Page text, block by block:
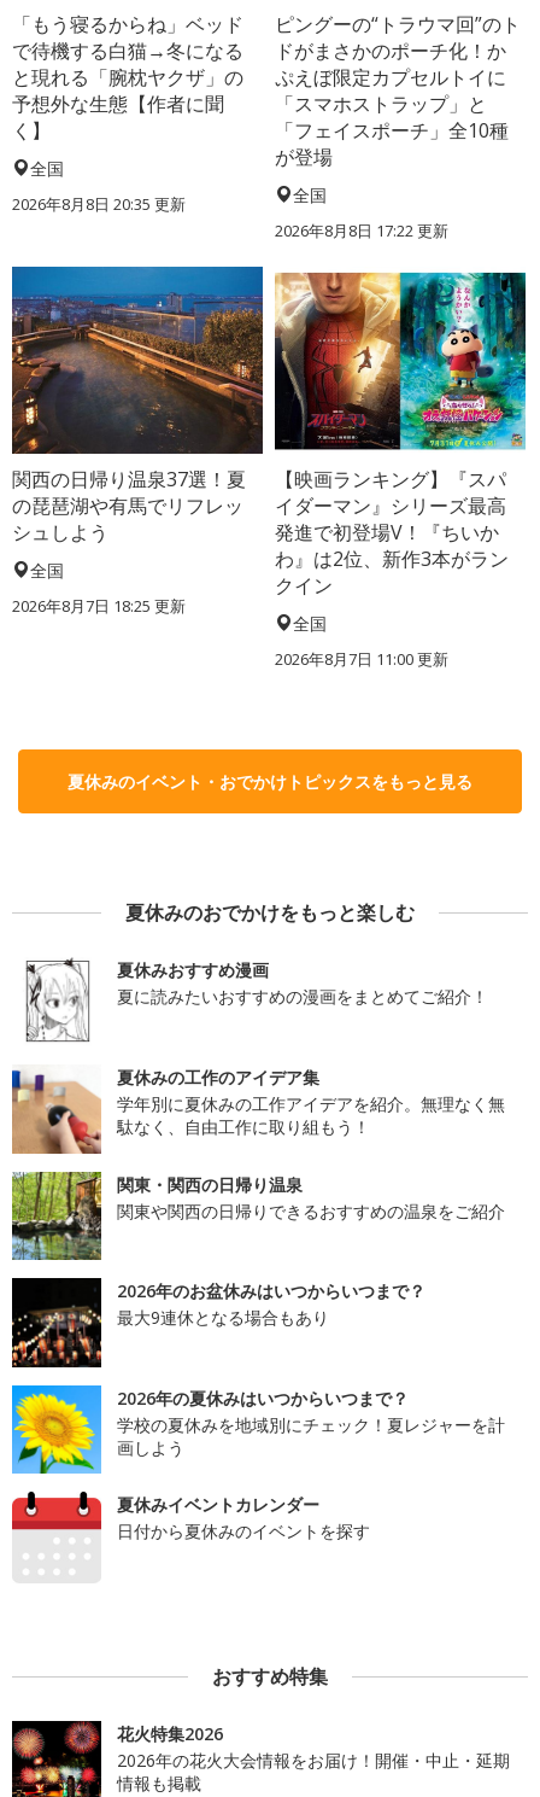
「もう寝るからね」ベッド
で待機する白猫→冬になる
と現れる「腕枕ヤクザ」の
予想外な生態【作者に聞
く】
全国
2026年8月8日 20:35 更新
ピングーの“トラウマ回”のト
ドがまさかのポーチ化！か
ぷえぼ限定カプセルトイに
「スマホストラップ」と
「フェイスポーチ」全10種
が登場
全国
2026年8月8日 17:22更新
関西の日帰り温泉37選！夏
の琵琶湖や有馬でリフレッ
シュしよう
全国
2026年8月7日 18:25 更新
【映画ランキング】『スパ
イダーマン』シリーズ最高
発進で初登場V！『ちいか
わ』は2位、新作3本がラン
クイン
全国
2026年8月7日 11:00更新
夏休みのイベント・おでかけトピックスをもっと見る
夏休みのおでかけをもっと楽しむ
夏休みおすすめ漫画
夏に読みたいおすすめの漫画をまとめてご紹介！
夏休みの工作のアイデア集
学年別に夏休みの工作アイデアを紹介。無理なく無
駄なく、自由工作に取り組もう！
関東・関西の日帰り温泉
関東や関西の日帰りできるおすすめの温泉をご紹介
2026年のお盆休みはいつからいつまで？
最大9連休となる場合もあり
2026年の夏休みはいつからいつまで？
学校の夏休みを地域別にチェック！夏レジャーを計
画しよう
夏休みイベントカレンダー
日付から夏休みのイベントを探す
おすすめ特集
花火特集2026
2026年の花火大会情報をお届け！開催・中止・延期
情報も掲載